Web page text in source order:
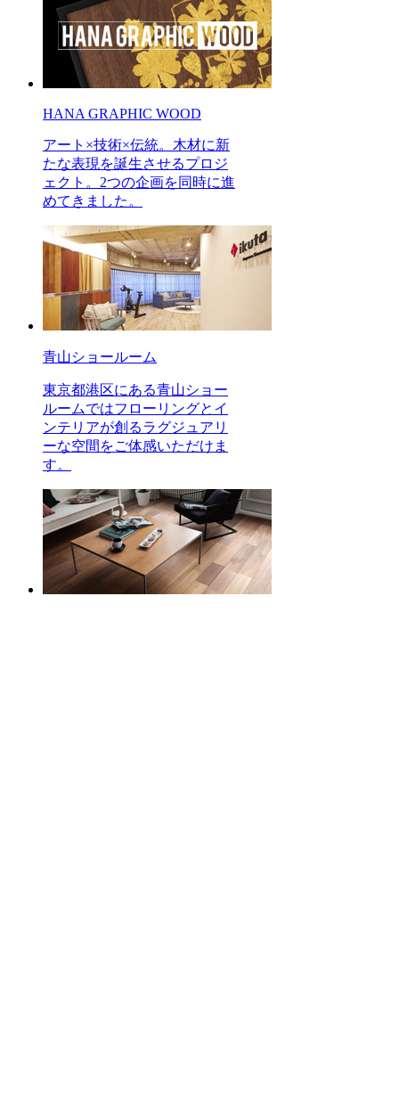
HANA GRAPHIC WOOD
アート×技術×伝統。木材に新
たな表現を誕生させるプロジ
ェクト。2つの企画を同時に進
めてきました。
青山ショールーム
東京都港区にある青山ショー
ルームではフローリングとイ
ンテリアが創るラグジュアリ
ーな空間をご体感いただけま
す。